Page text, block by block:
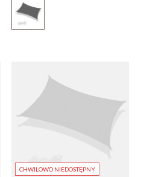
CHWILOWO NIEDOSTĘPNY